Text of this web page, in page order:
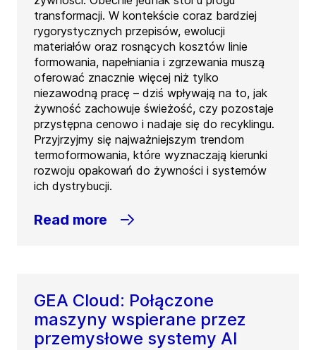
transformacji. W kontekście coraz bardziej
rygorystycznych przepisów, ewolucji
materiałów oraz rosnących kosztów linie
formowania, napełniania i zgrzewania muszą
oferować znacznie więcej niż tylko
niezawodną pracę – dziś wpływają na to, jak
żywność zachowuje świeżość, czy pozostaje
przystępna cenowo i nadaje się do recyklingu.
Przyjrzyjmy się najważniejszym trendom
termoformowania, które wyznaczają kierunki
rozwoju opakowań do żywności i systemów
ich dystrybucji.
Read more
GEA Cloud: Połączone
maszyny wspierane przez
przemysłowe systemy AI